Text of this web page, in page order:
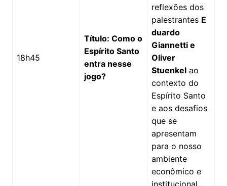
18h45
Título: Como o
Espírito Santo
entra nesse
jogo?
reflexões dos
palestrantes E
duardo
Giannetti e
Oliver
Stuenkelao
contexto do
Espírito Santo
e aos desafios
que se
apresentam
para o nosso
ambiente
econômico e
institucional.